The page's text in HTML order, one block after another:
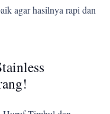
agar hasilnya rapi dan